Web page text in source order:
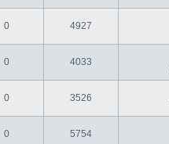
0 4927
0 4033
0 3526
0 5754